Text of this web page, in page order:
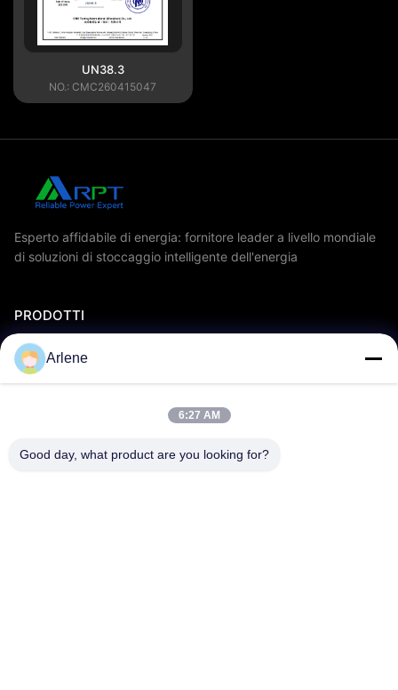
UN38.3
NO.: CMC260415047
Esperto affidabile di energia: fornitore leader a livello mondiale
di soluzioni di stoccaggio intelligente dell'energia
PRODOTTI
Immagazzinamento dell'energia residenziale
C&l Immagazzinamento di energia
Batteria di alimentazione AGV
Arlene
6:27 AM
Good day, what product are you looking for?